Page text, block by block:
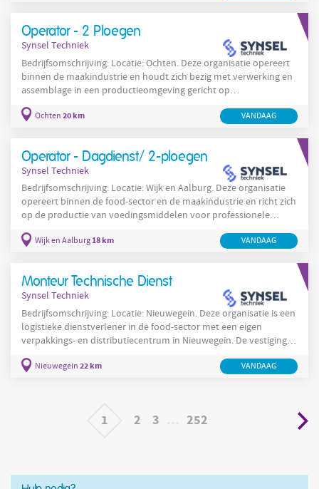
casus aanzienlijk van lengte kunnen zijn en
Operator - 2 Ploegen
Synsel Techniek
Bedrijfsomschrijving: Locatie: Ochten. Deze organisatie opereert
binnen de maakindustrie en houdt zich bezig met verwerking en
assemblage in een productieomgeving gericht op
voedselgerelateerde processen en aanverwante industrieën. De
organisatie legt nadruk op efficiëntie, kwaliteitsbewaking en
productielijnen en machines dagelijks bediend door kleine teams
Ochten 20 km VANDAAG
Operator - Dagdienst/ 2-ploegen
Synsel Techniek
Bedrijfsomschrijving: Locatie: Wijk en Aalburg. Deze organisatie
opereert binnen de food-sector en de maakindustrie en richt zich
op de productie van voedingsmiddelen voor professionele
productieproces omvat zowel geautomatiseerde lijnen als
instellen en bedienen van machines tot kwaliteitscontroles,
Wijk en Aalburg18 km VANDAAG
Monteur Technische Dienst
Synsel Techniek
Bedrijfsomschrijving: Locatie: Nieuwegein. Deze organisatie is een
logistieke dienstverlener in de food-sector met een eigen
verpakkings- en distributiecentrum in Nieuwegein. De vestiging in
met meerdere productielijnen en magazijninstallaties. De locatie
Nieuwegein 22 km VANDAAG
1 2 3 252